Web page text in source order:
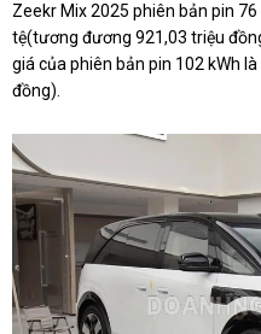
Zeekr Mix 2025 phiên bản pin 76
tệ(tương đương 921,03 triệu
giá của phiên bản pin 102 kWh là
đồng).